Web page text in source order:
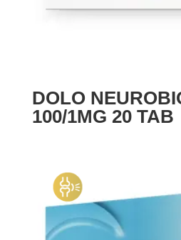
DOLO
100/1MG 20 TAB